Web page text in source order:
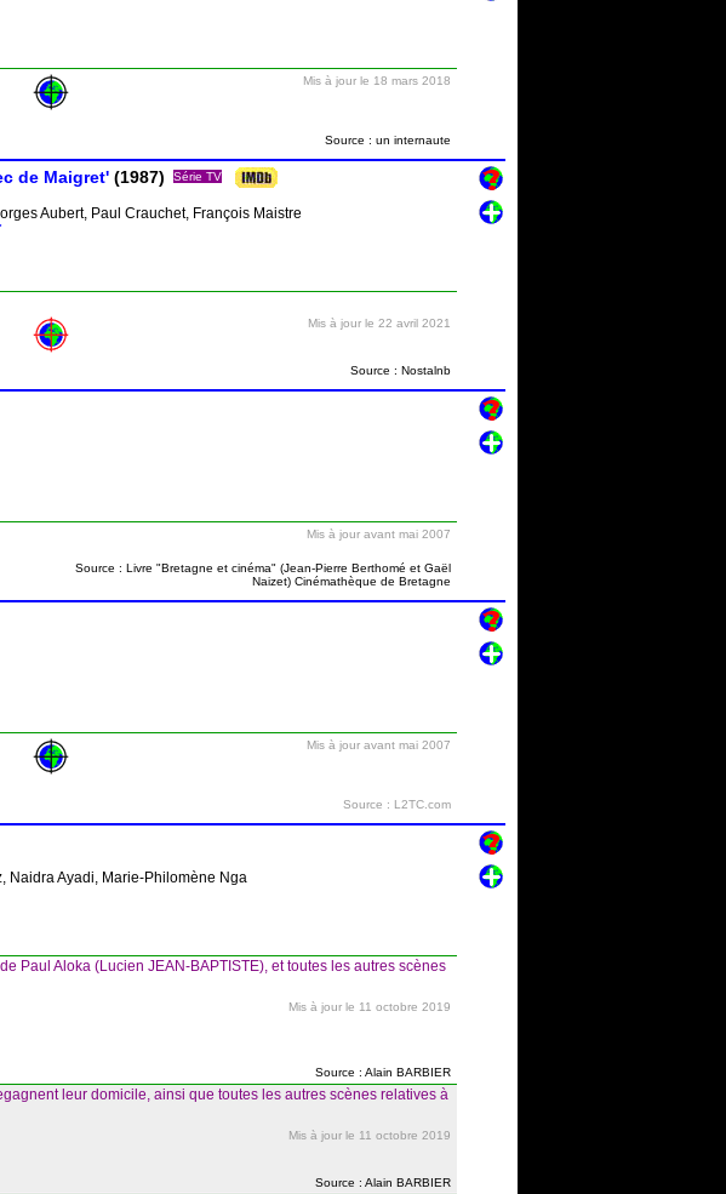
Mis à jour le 18 mars 2018
Source : un internaute
de Maigret' (1987) Série TV
Aubert, Paul Crauchet, François Maistre
Mis à jour le 22 avril 2021
Source : Nostalnb
Mis à jour avant mai 2007
Source : Livre "Bretagne et cinéma" (Jean-Pierre Berthomé et Gaël
Naizet) Cinémathèque de Bretagne
Mis à jour avant mai 2007
Source : L2TC.com
Naidra Ayadi, Marie-Philomène Nga
Paul Aloka (Lucien JEAN-BAPTISTE), et toutes les autres scènes
Mis à jour le 11 octobre 2019
Source : Alain BARBIER
leur domicile, ainsi que toutes les autres scènes relatives à
Mis à jour le 11 octobre 2019
Source : Alain BARBIER